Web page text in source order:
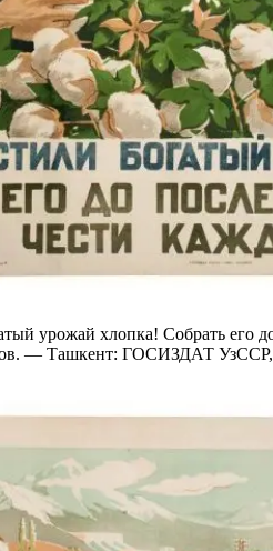
урожай хлопка! Собрать его
— Ташкент: ГОСИЗДАТ УзССР,